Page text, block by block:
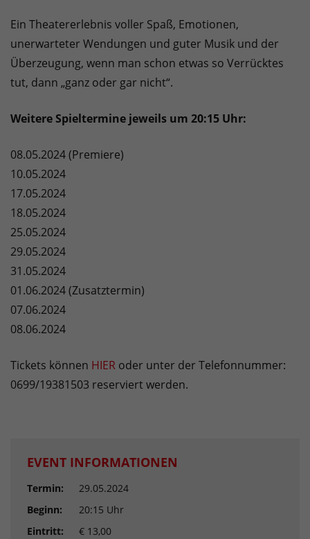
Ein Theatererlebnis voller Spaß, Emotionen,
unerwarteter Wendungen und guter Musik und der
Überzeugung, wenn man schon etwas so Verrücktes
tut, dann „ganz oder gar nicht“.
Weitere Spieltermine jeweils um 20:15 Uhr:
08.05.2024 (Premiere)
10.05.2024
17.05.2024
18.05.2024
25.05.2024
29.05.2024
31.05.2024
01.06.2024 (Zusatztermin)
07.06.2024
08.06.2024
Tickets können HIER oder unter der Telefonnummer:
0699/19381503 reserviert werden.
EVENT INFORMATIONEN
Termin:
29.05.2024
Beginn:
20:15 Uhr
Eintritt:
€ 13,00